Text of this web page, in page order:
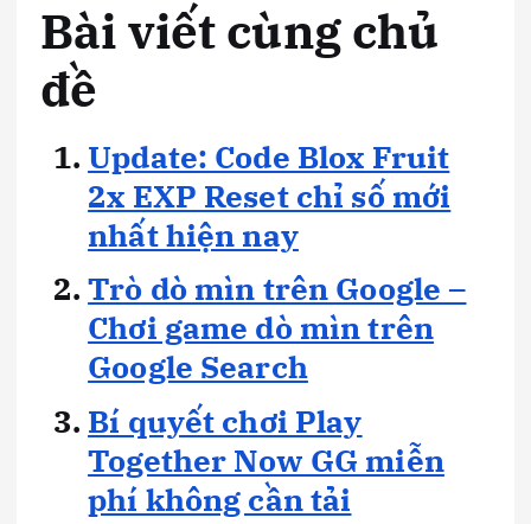
Bài viết cùng chủ
đề
Update: Code Blox Fruit
2x EXP Reset chỉ số mới
nhất hiện nay
Trò dò mìn trên Google –
Chơi game dò mìn trên
Google Search
Bí quyết chơi Play
Together Now GG miễn
phí không cần tải